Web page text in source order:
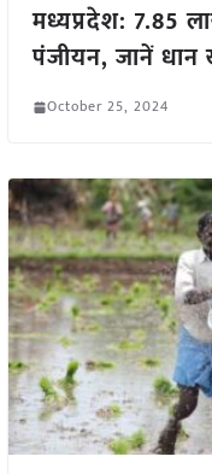
मध्यप्रदेश: 7.85
पंजीयन, जानें धान
October 25, 2024